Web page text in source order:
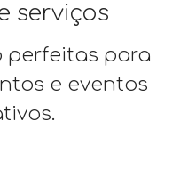
serviços
perfeitas para
e eventos